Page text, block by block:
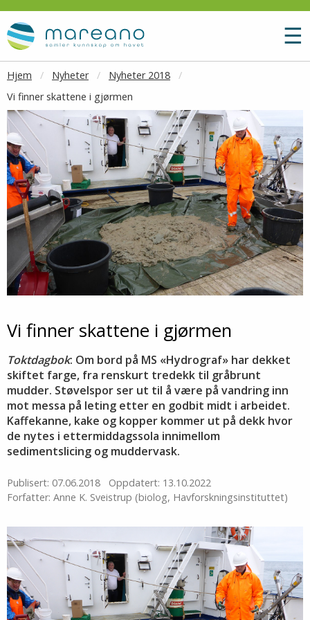
Gå til hovedinnhold
☰
Hjem Nyheter
Nyheter 2018
Vi finner skattene i gjørmen
Vi finner skattene i gjørmen
Toktdagbok: Om bord på MS «Hydrograf» har dekket
skiftet farge, fra renskurt tredekk til gråbrunt
mudder. Støvelspor ser ut til å være på vandring inn
mot messa på leting etter en godbit midt i arbeidet.
Kaffekanne, kake og kopper kommer ut på dekk hvor
de nytes i ettermiddagssola innimellom
sedimentslicing og muddervask.
Publisert: 07.06.2018
Oppdatert: 13.10.2022
Forfatter: Anne K. Sveistrup (biolog, Havforskningsinstituttet)